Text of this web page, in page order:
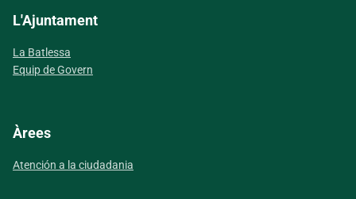
L'Ajuntament
La Batlessa
Equip de Govern
Àrees
Atención a la ciudadania